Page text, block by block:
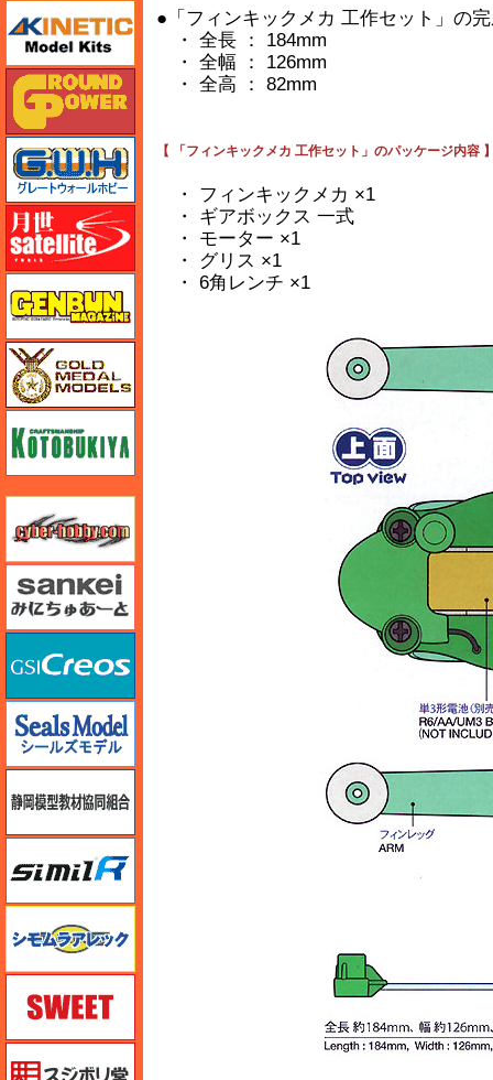
●「フィンキックメカ 工作セット」の
・ 全長 ： 184mm
・ 全幅 ： 126mm
・ 全高 ： 82mm
【 「フィンキックメカ 工作セット」のパッケージ内容
・ フィンキックメカ ×1
・ ギアボックス 一式
・ モーター ×1
・ グリス ×1
・ 6角レンチ ×1
キネテック
ガリレオ出版 グランドパワー
グレートウォールホビー
月世 サテライトツールス
ゲンブンマガジン